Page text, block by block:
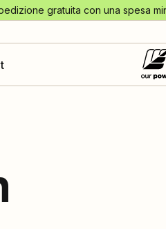
gratuita con una spesa